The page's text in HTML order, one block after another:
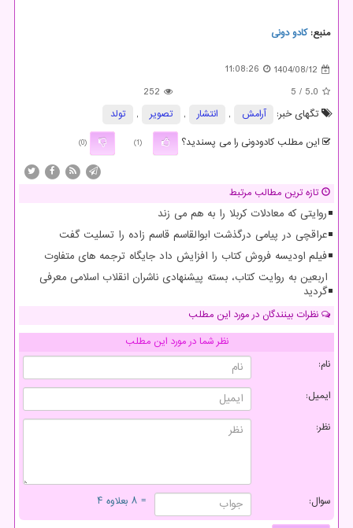
منبع:كادو دونی
1404/08/12
11:08:26
5.0
/ 5
252
تگهای خبر:
آرامش , انتشار , تصویر ,
تولد
این مطلب کادودونی را می پسندید؟
(1)
(0)
تازه ترین مطالب مرتبط
روایتی که معادلات کربلا را به هم می زند
عراقچی در پیامی درگذشت ابوالقاسم قاسم زاده را تسلیت گفت
فیلم اودیسه فروش کتاب را افزایش داد جایگاه ترجمه های متفاوت
اربعین به روایت کتاب، بسته پیشنهادی ناشران انقلاب اسلامی معرفی
گردید
نظرات بینندگان در مورد این مطلب
نظر شما در مورد این مطلب
نام:
ایمیل:
نظر:
سوال: = ۸ بعلاوه ۴